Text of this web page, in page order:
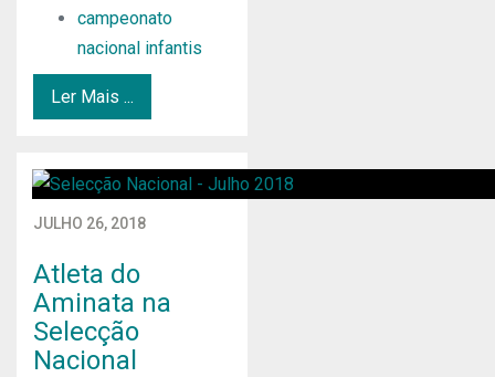
campeonato
nacional infantis
Ler Mais ...
JULHO 26, 2018
Atleta do
Aminata na
Selecção
Nacional